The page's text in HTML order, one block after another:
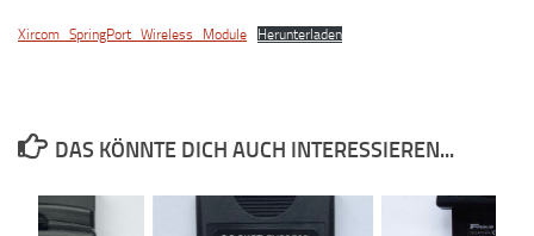
Xircom_SpringPort_Wireless_Module Herunterladen
DAS KÖNNTE DICH AUCH INTERESSIEREN...